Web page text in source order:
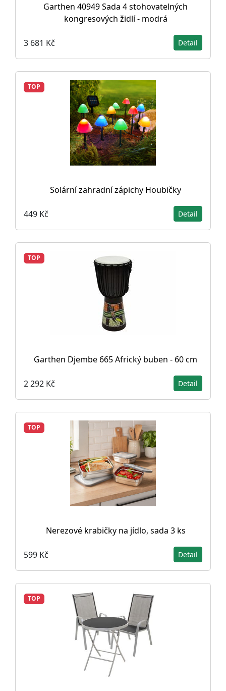
Garthen 40949 Sada 4 stohovatelných
kongresových židlí - modrá
3 681 Kč Detail
TOP
Solární zahradní zápichy Houbičky
449 Kč Detail
TOP
Garthen Djembe 665 Africký buben - 60 cm
2 292 Kč Detail
TOP
Nerezové krabičky na jídlo, sada 3 ks
599 Kč Detail
TOP